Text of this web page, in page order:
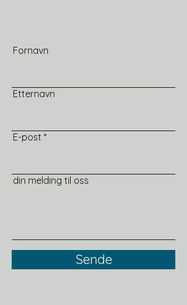
Fornavn
Etternavn
E-post
din melding til oss
Sende